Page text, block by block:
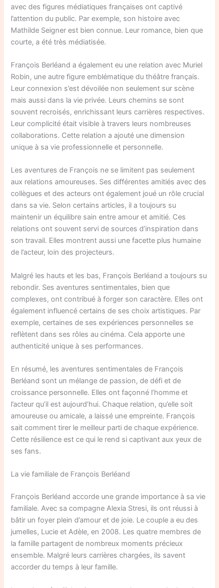
avec des figures médiatiques françaises ont captivé
l’attention du public. Par exemple, son histoire avec
Mathilde Seigner est bien connue. Leur romance, bien que
courte, a été très médiatisée.
François Berléand a également eu une relation avec Muriel
Robin, une autre figure emblématique du théâtre français.
Leur connexion s’est dévoilée non seulement sur scène
mais aussi dans la vie privée. Leurs chemins se sont
souvent recroisés, enrichissant leurs carrières respectives.
Leur complicité était visible à travers leurs nombreuses
collaborations. Cette relation a ajouté une dimension
unique à sa vie professionnelle et personnelle.
Les aventures de François ne se limitent pas seulement
aux relations amoureuses. Ses différentes amitiés avec des
collègues et des acteurs ont également joué un rôle crucial
dans sa vie. Selon certains articles, il a toujours su
maintenir un équilibre sain entre amour et amitié. Ces
relations ont souvent servi de sources d’inspiration dans
son travail. Elles montrent aussi une facette plus humaine
de l’acteur, loin des projecteurs.
Malgré les hauts et les bas, François Berléand a toujours su
rebondir. Ses aventures sentimentales, bien que
complexes, ont contribué à forger son caractère. Elles ont
également influencé certains de ses choix artistiques. Par
exemple, certaines de ses expériences personnelles se
reflètent dans ses rôles au cinéma. Cela apporte une
authenticité unique à ses performances.
En résumé, les aventures sentimentales de François
Berléand sont un mélange de passion, de défi et de
croissance personnelle. Elles ont façonné l’homme et
l’acteur qu’il est aujourd’hui. Chaque relation, qu’elle soit
amoureuse ou amicale, a laissé une empreinte. François
sait comment tirer le meilleur parti de chaque expérience.
Cette résilience est ce qui le rend si captivant aux yeux de
ses fans.
La vie familiale de François Berléand
François Berléand accorde une grande importance à sa vie
familiale. Avec sa compagne Alexia Stresi, ils ont réussi à
bâtir un foyer plein d’amour et de joie. Le couple a eu des
jumelles, Lucie et Adèle, en 2008. Les quatre membres de
la famille partagent de nombreux moments précieux
ensemble. Malgré leurs carrières chargées, ils savent
accorder du temps à leur famille.